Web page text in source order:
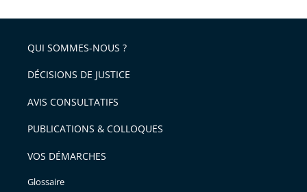
arriver
après
l'article
pour
avant
QUI SOMMES-NOUS ?
DÉCISIONS DE JUSTICE
AVIS CONSULTATIFS
PUBLICATIONS & COLLOQUES
VOS DÉMARCHES
Glossaire